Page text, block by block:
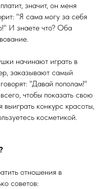
значит, он меня
"Я сама могу за себя
И знаете что? Оба
начинают играть в
заказывают самый
"Давай пополам!"
чтобы показать свою
выиграть конкурс красоты,
косметикой.
отношения в
советов: